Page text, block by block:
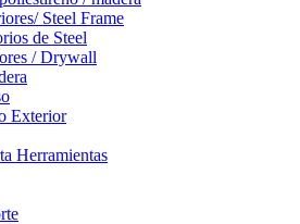
Steel Frame
de Steel
/ Drywall
Exterior
Herramientas